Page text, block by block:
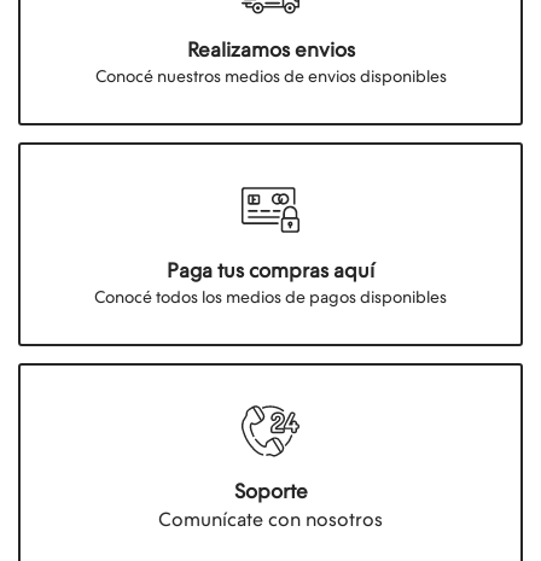
Realizamos envios
Conocé nuestros medios de envios disponibles
Paga tus compras aquí
Conocé todos los medios de pagos disponibles
Soporte
Comunícate con nosotros